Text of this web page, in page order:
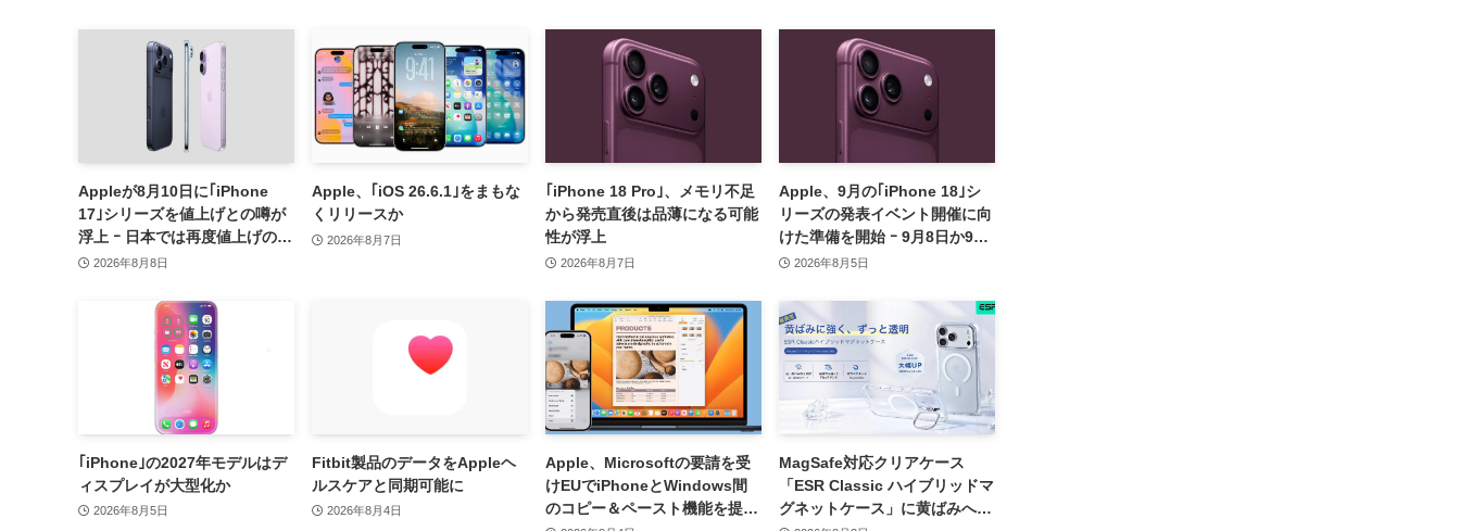
Appleが8月10日に｢iPhone
17｣シリーズを値上げとの噂が
浮上 ｰ 日本では再度値上げの可
能性も?!
2026年8月8日
Apple、｢iOS 26.6.1｣をまもな
くリリースか
2026年8月7日
｢iPhone 18 Pro｣、メモリ不足
から発売直後は品薄になる可能
性が浮上
2026年8月7日
Apple、9月の｢iPhone 18｣シ
リーズの発表イベント開催に向
けた準備を開始 ｰ 9月8日か9月
9日に開催見込み
2026年8月5日
｢iPhone｣の2027年モデルはデ
ィスプレイが大型化か
2026年8月5日
Fitbit製品のデータをAppleヘ
ルスケアと同期可能に
2026年8月4日
Apple、Microsoftの要請を受
けEUでiPhoneとWindows間
のコピー＆ペースト機能を提供
MagSafe対応クリアケース
「ESR Classic ハイブリッドマ
グネットケース」に黄ばみへの